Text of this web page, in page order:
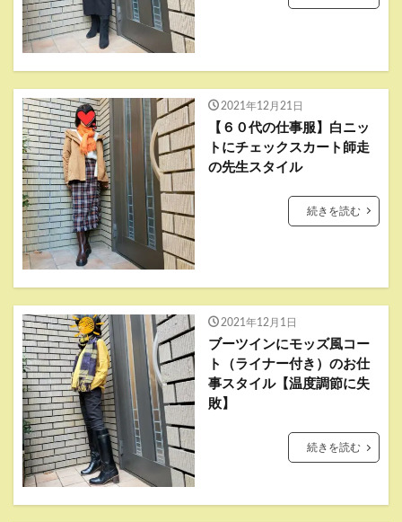
2021年12月21日
【６０代の仕事服】白ニッ
トにチェックスカート師走
の先生スタイル
続きを読む
2021年12月1日
ブーツインにモッズ風コー
ト（ライナー付き）のお仕
事スタイル【温度調節に失
敗】
続きを読む